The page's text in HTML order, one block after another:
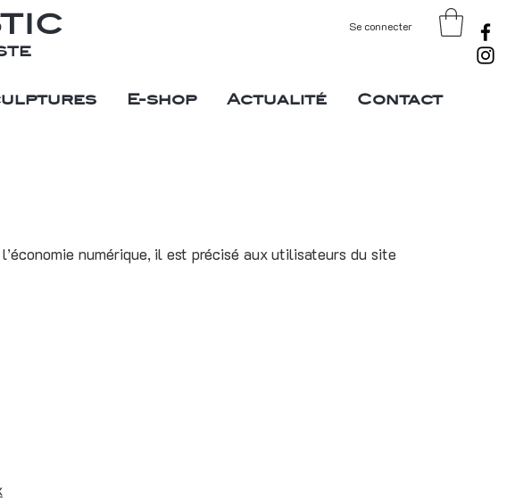
Se connecter
E-shop Actualité Contact
numérique, il est précisé aux utilisateurs du site